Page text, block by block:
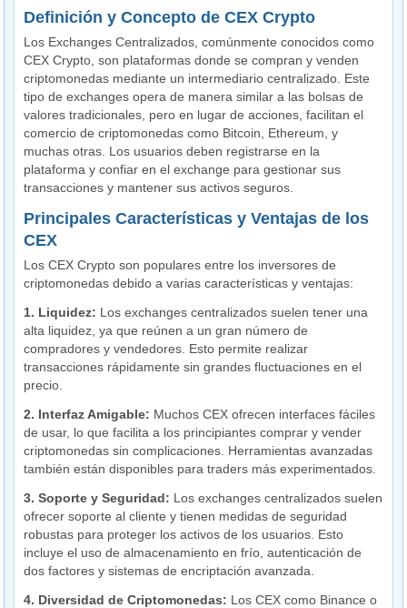
Definición y Concepto de CEX Crypto
Los Exchanges Centralizados, comúnmente conocidos como
CEX Crypto, son plataformas donde se compran y venden
criptomonedas mediante un intermediario centralizado. Este
tipo de exchanges opera de manera similar a las bolsas de
valores tradicionales, pero en lugar de acciones, facilitan el
comercio de criptomonedas como Bitcoin, Ethereum, y
muchas otras. Los usuarios deben registrarse en la
plataforma y confiar en el exchange para gestionar sus
transacciones y mantener sus activos seguros.
Principales Características y Ventajas de los
CEX
Los CEX Crypto son populares entre los inversores de
criptomonedas debido a varias características y ventajas:
1. Liquidez: Los exchanges centralizados suelen tener una
alta liquidez, ya que reúnen a un gran número de
compradores y vendedores. Esto permite realizar
transacciones rápidamente sin grandes fluctuaciones en el
precio.
2. Interfaz Amigable: Muchos CEX ofrecen interfaces fáciles
de usar, lo que facilita a los principiantes comprar y vender
criptomonedas sin complicaciones. Herramientas avanzadas
también están disponibles para traders más experimentados.
3. Soporte y Seguridad: Los exchanges centralizados suelen
ofrecer soporte al cliente y tienen medidas de seguridad
robustas para proteger los activos de los usuarios. Esto
incluye el uso de almacenamiento en frío, autenticación de
dos factores y sistemas de encriptación avanzada.
4. Diversidad de Criptomonedas: Los CEX como Binance o